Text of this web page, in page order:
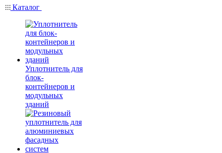
Каталог
Уплотнитель для
блок-
контейнеров и
модульных
зданий